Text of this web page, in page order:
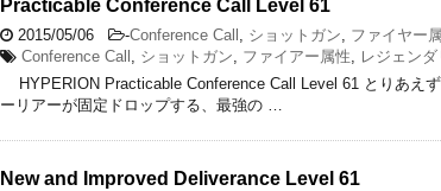
Practicable Conference Call Level 61
2015/05/06 -Conference Call , ショットガン, ファイヤー
Conference Call , ショットガン, ファイアー属性, レジェンダ
HYPERION Practicable Conference Call Level 61 とりあえ
ーリアーが固定ドロップする、最強の …
New and Improved Deliverance Level 61